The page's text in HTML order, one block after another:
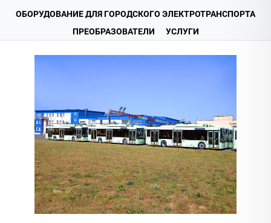
ОБОРУДОВАНИЕ ДЛЯ ГОРОДСКОГО ЭЛЕКТРОТРАНСПОРТА
ПРЕОБРАЗОВАТЕЛИ
УСЛУГИ